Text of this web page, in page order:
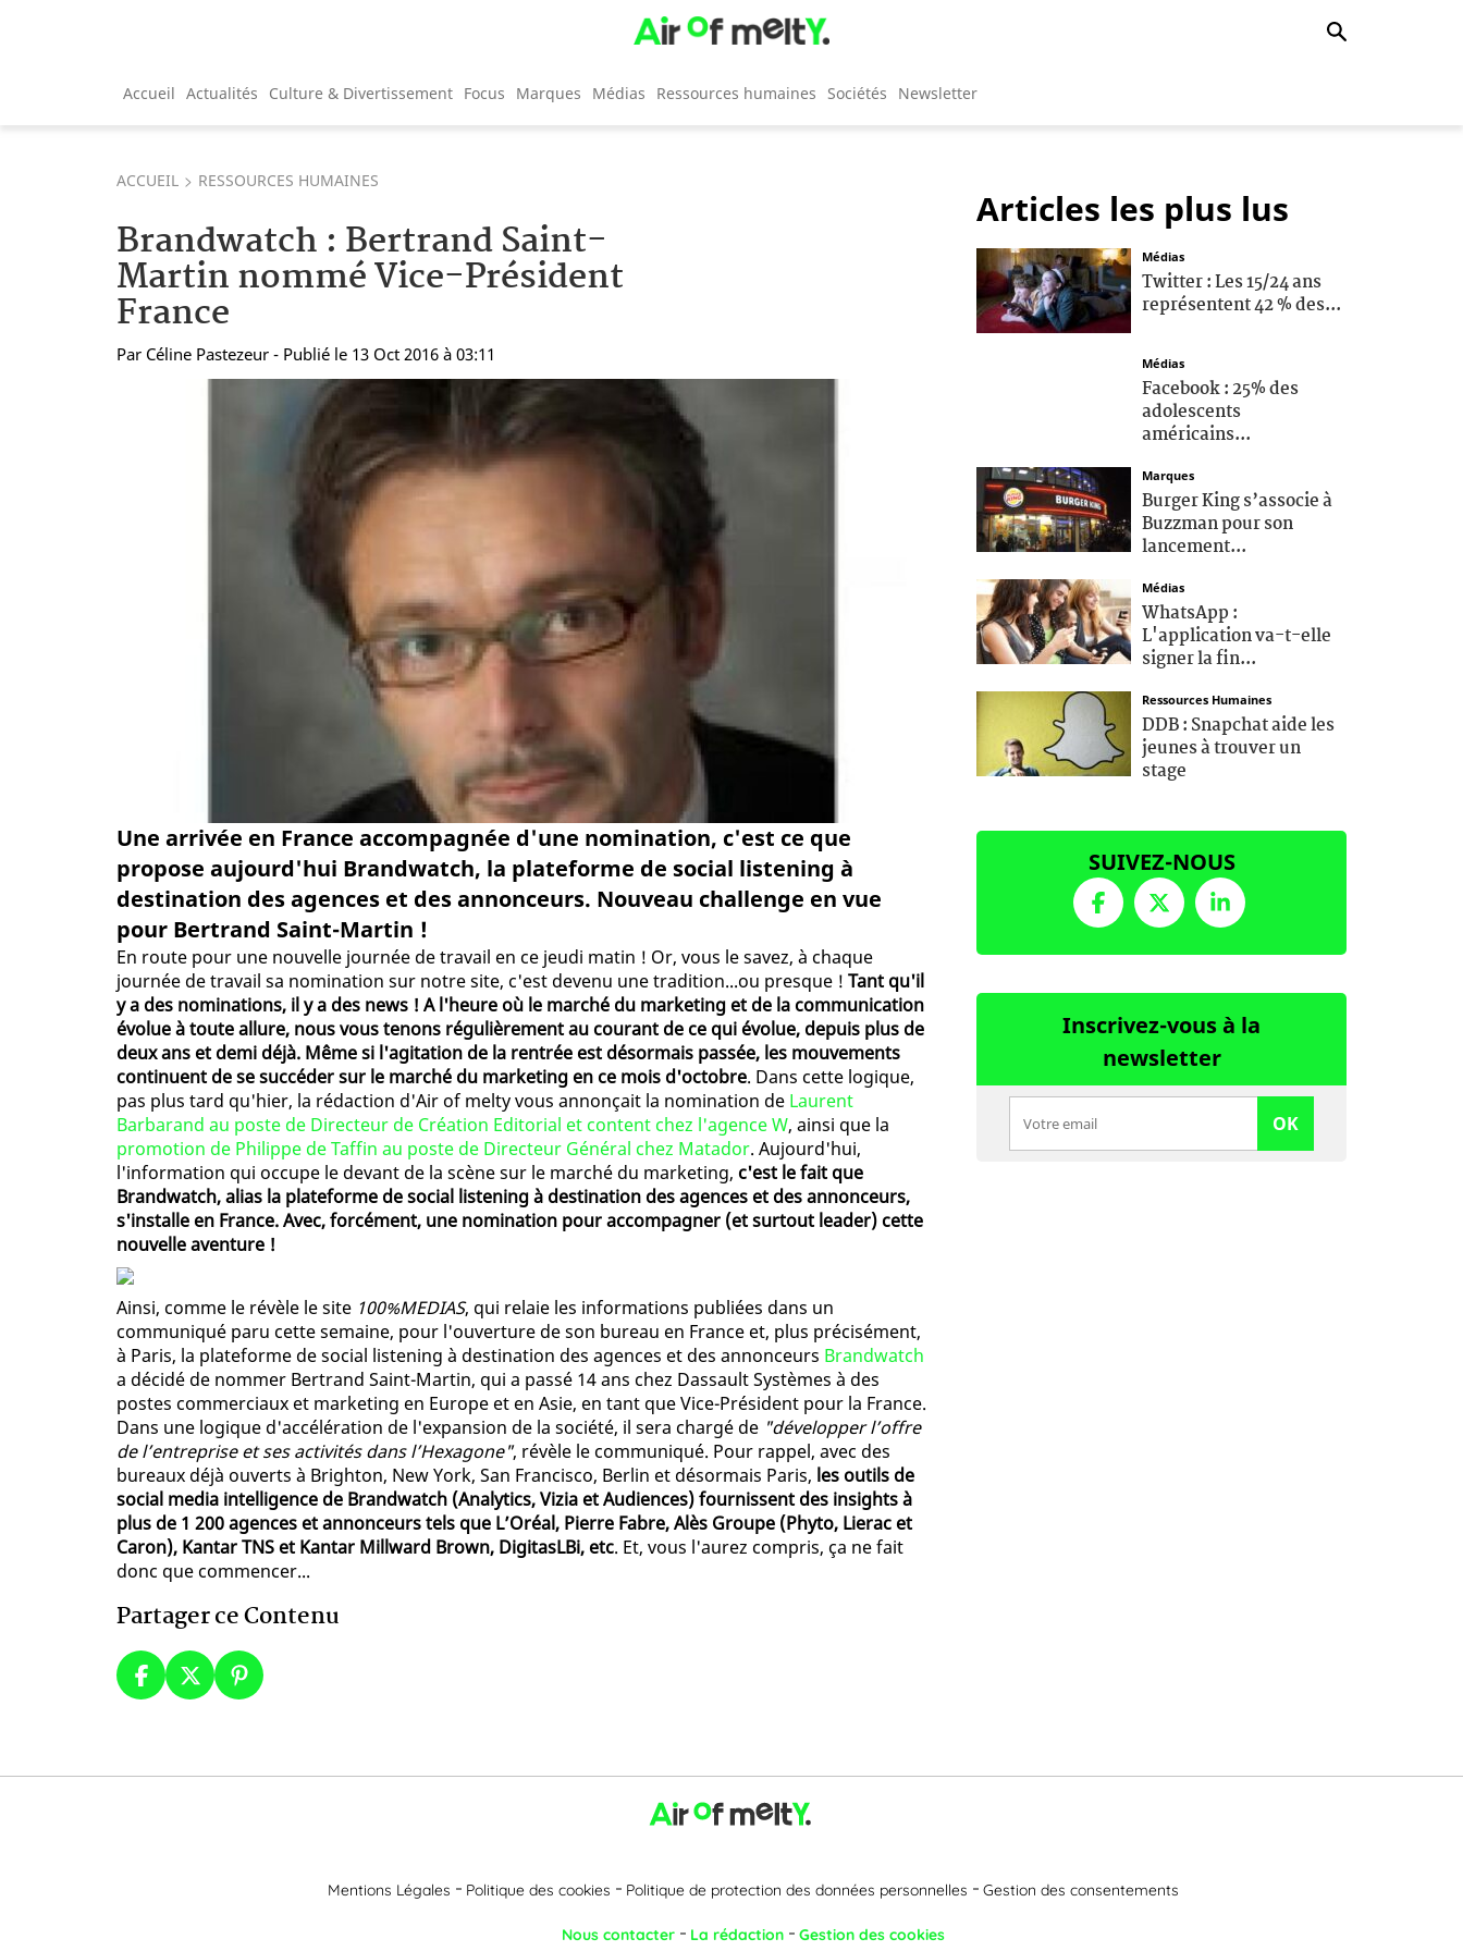
Accueil Actualités Culture & Divertissement Focus Marques Médias Ressources humaines Sociétés Newsletter
ACCUEIL RESSOURCES HUMAINES
Brandwatch : Bertrand Saint-
Martin nommé Vice-Président
France
Par Céline Pastezeur - Publié le 13 Oct 2016 à 03:11
Une arrivée en France accompagnée d'une nomination, c'est ce que
propose aujourd'hui Brandwatch, la plateforme de social listening à
destination des agences et des annonceurs. Nouveau challenge en vue
pour Bertrand Saint-Martin !
En route pour une nouvelle journée de travail en ce jeudi matin ! Or, vous le savez, à chaque
journée de travail sa nomination sur notre site, c'est devenu une tradition...ou presque ! Tant qu'il
y a des nominations, il y a des news ! A l'heure où le marché du marketing et de la communication
évolue à toute allure, nous vous tenons régulièrement au courant de ce qui évolue, depuis plus de
deux ans et demi déjà. Même si l'agitation de la rentrée est désormais passée, les mouvements
continuent de se succéder sur le marché du marketing en ce mois d'octobre. Dans cette logique,
pas plus tard qu'hier, la rédaction d'Air of melty vous annonçait la nomination de Laurent
Barbarand au poste de Directeur de Création Editorial et content chez l'agence W, ainsi que la
promotion de Philippe de Taffin au poste de Directeur Général chez Matador. Aujourd'hui,
l'information qui occupe le devant de la scène sur le marché du marketing, c'est le fait que
Brandwatch, alias la plateforme de social listening à destination des agences et des annonceurs,
s'installe en France. Avec, forcément, une nomination pour accompagner (et surtout leader) cette
nouvelle aventure !
Ainsi, comme le révèle le site 100%MEDIAS, qui relaie les informations publiées dans un
communiqué paru cette semaine, pour l'ouverture de son bureau en France et, plus précisément,
à Paris, la plateforme de social listening à destination des agences et des annonceurs Brandwatch
a décidé de nommer Bertrand Saint-Martin, qui a passé 14 ans chez Dassault Systèmes à des
postes commerciaux et marketing en Europe et en Asie, en tant que Vice-Président pour la France.
Dans une logique d'accélération de l'expansion de la société, il sera chargé de "développer l’offre
de l’entreprise et ses activités dans l’Hexagone", révèle le communiqué. Pour rappel, avec des
bureaux déjà ouverts à Brighton, New York, San Francisco, Berlin et désormais Paris, les outils de
social media intelligence de Brandwatch (Analytics, Vizia et Audiences) fournissent des insights à
plus de 1 200 agences et annonceurs tels que L’Oréal, Pierre Fabre, Alès Groupe (Phyto, Lierac et
Caron), Kantar TNS et Kantar Millward Brown, DigitasLBi, etc. Et, vous l'aurez compris, ça ne fait
donc que commencer...
Partager ce Contenu
Articles les plus lus
Médias
Twitter : Les 15/24 ans
représentent 42 % des...
Médias
Facebook : 25% des
adolescents
américains...
Marques
Burger King s’associe à
Buzzman pour son
lancement...
Médias
WhatsApp :
L'application va-t-elle
signer la fin...
Ressources Humaines
DDB : Snapchat aide les
jeunes à trouver un
stage
SUIVEZ-NOUS
Inscrivez-vous à la
newsletter
OK
Mentions Légales Politique des cookies Politique de protection des données personnelles Gestion des consentements
Nous contacter La rédaction Gestion des cookies